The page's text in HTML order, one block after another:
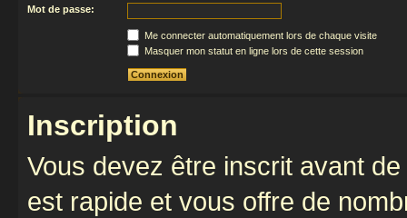
Mot de passe:
Me connecter automatiquement lors de chaque visite
Masquer mon statut en ligne lors de cette session
Inscription
Vous devez être inscrit avant
est rapide et vous offre de